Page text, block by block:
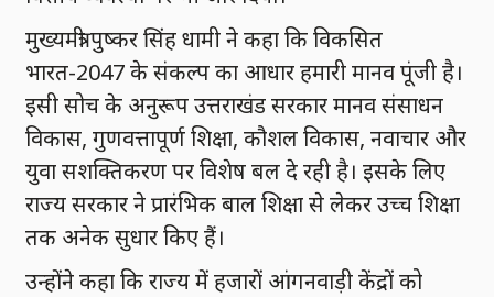
मुख्यमंत्री पुष्कर सिंह धामी ने कहा कि विकसित
भारत-2047 के संकल्प का आधार हमारी मानव पूंजी है।
इसी सोच के अनुरूप उत्तराखंड सरकार मानव संसाधन
विकास, गुणवत्तापूर्ण शिक्षा, कौशल विकास, नवाचार और
युवा सशक्तिकरण पर विशेष बल दे रही है। इसके लिए
राज्य सरकार ने प्रारंभिक बाल शिक्षा से लेकर उच्च शिक्षा
तक अनेक सुधार किए हैं।
उन्होंने कहा कि राज्य में हजारों आंगनवाड़ी केंद्रों को